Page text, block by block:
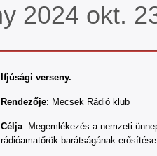
2024 okt.
Ifjúsági verseny.
Rendezője: Mecsek Rádió klub
Célja: Megemlékezés a nemzeti
rádióamatőrök barátságának